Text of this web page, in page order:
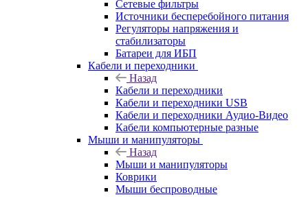
Сетевые фильтры
Источники бесперебойного питания
Регуляторы напряжения и
стабилизаторы
Батареи для ИБП
Кабели и переходники
Назад
Кабели и переходники
Кабели и переходники USB
Кабели и переходники Аудио-Видео
Кабели компьютерные разные
Мыши и манипуляторы
Назад
Мыши и манипуляторы
Коврики
Мыши беспроводные